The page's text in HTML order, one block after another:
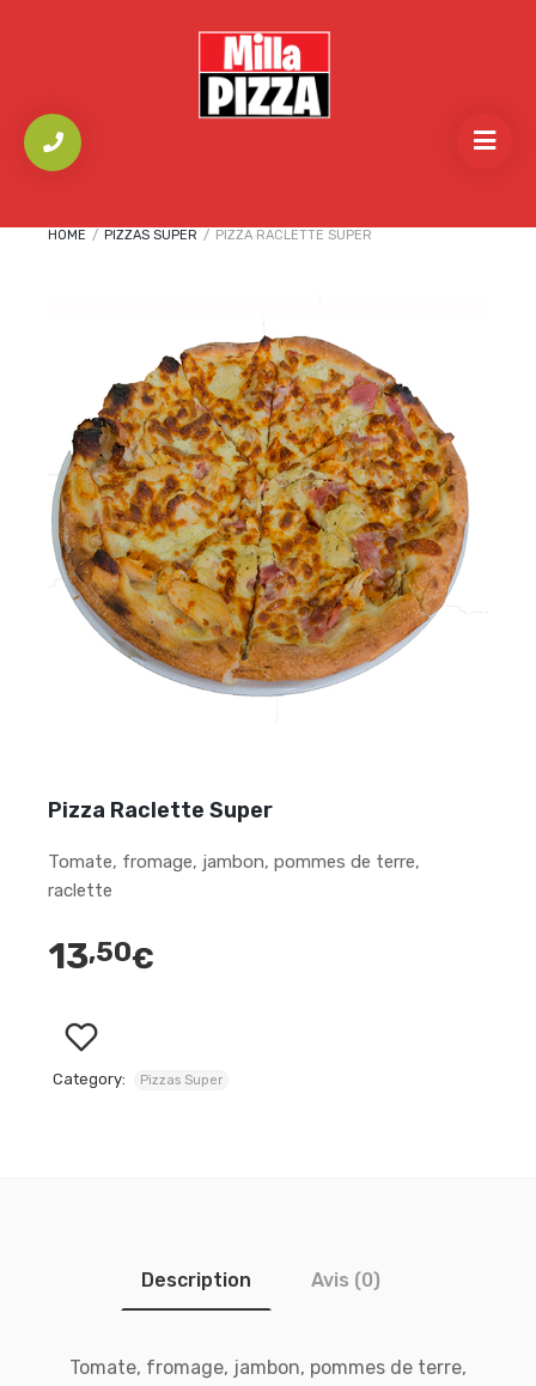
HOME / PIZZAS SUPER / PIZZA RACLETTE SUPER
Pizza Raclette Super
Tomate, fromage, jambon, pommes de terre,
raclette
13,50€
Category: Pizzas Super
Description Avis (0)
Tomate, fromage, jambon, pommes de terre,